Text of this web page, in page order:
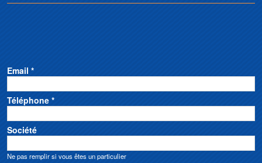
Email *
Téléphone *
Société
Ne pas remplir si vous êtes un particulier